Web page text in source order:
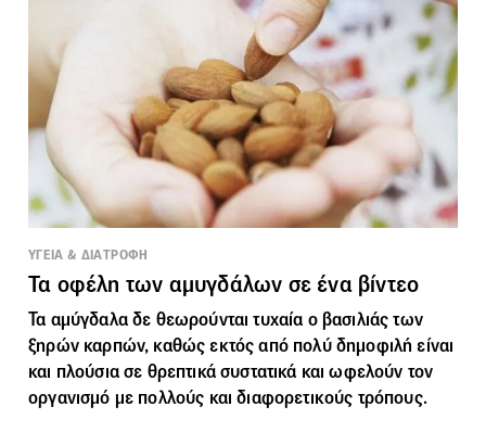
ΥΓΕΙΑ & ΔΙΑΤΡΟΦΗ
Τα οφέλη των αμυγδάλων σε ένα βίντεο
Τα αμύγδαλα δε θεωρούνται τυχαία ο βασιλιάς των
ξηρών καρπών, καθώς εκτός από πολύ δημοφιλή είναι
και πλούσια σε θρεπτικά συστατικά και ωφελούν τον
οργανισμό με πολλούς και διαφορετικούς τρόπους.